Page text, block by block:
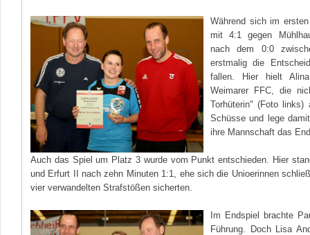
Während sich im
mit 4:1 gegen
nach dem 0:0
erstmalig die
fallen. Hier hielt
Weimarer FFC, die
Torhüterin" (Foto links)
Schüsse und lege
ihre Mannschaft das
Auch das Spiel um Platz 3 wurde vom Punkt entschieden. Hier
und Erfurt II nach zehn Minuten 1:1, ehe sich die Unioerinnen
vier verwandelten Strafstößen sicherten.
Im Endspiel brachte
Führung. Doch Lisa